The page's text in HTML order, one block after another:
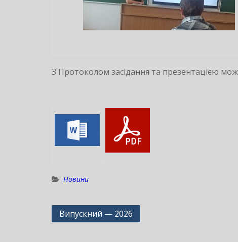
З Протоколом засідання та презентацією
Новини
Навігація
Випускний — 2026